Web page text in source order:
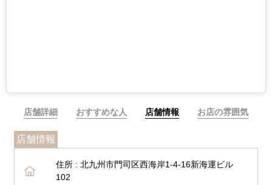
店舗詳細 おすすめな人 店舗情報 お店の雰囲気
店舗情報
住所 : 北九州市門司区西海岸1-4-16新海運ビル
102